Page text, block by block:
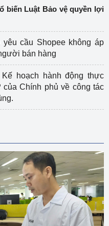
biến Luật Bảo vệ quyền lợi
cầu Shopee không áp
bán hàng
hoạch hành động thực
của Chính phủ về công tác